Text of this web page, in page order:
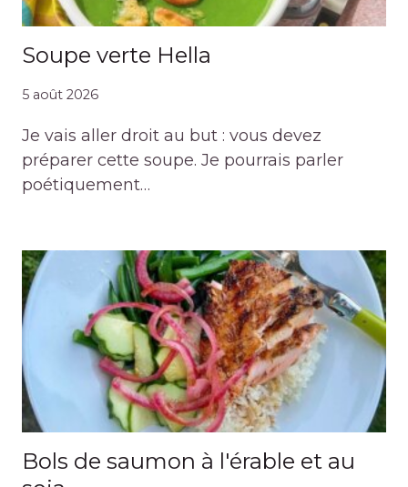
Soupe verte Hella
5 août 2026
Je vais aller droit au but : vous devez
préparer cette soupe. Je pourrais parler
poétiquement…
Bols de saumon à l'érable et au